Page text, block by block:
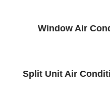
Window Air
Split Unit Air